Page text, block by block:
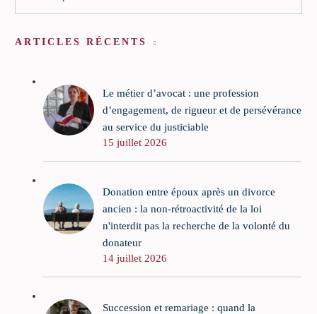
ARTICLES RÉCENTS
Le métier d’avocat : une profession
d’engagement, de rigueur et de persévérance
au service du justiciable
15 juillet 2026
Donation entre époux après un divorce
ancien : la non-rétroactivité de la loi
n'interdit pas la recherche de la volonté du
donateur
14 juillet 2026
Succession et remariage : quand la